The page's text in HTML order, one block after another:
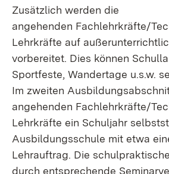
Zusätzlich werden die
angehenden Fachlehrkräfte/
Lehrkräfte auf
vorbereitet. Dies können
Sportfeste, Wandertage u.s.w.
Im zweiten
angehenden Fachlehrkräfte/
Lehrkräfte ein Schuljahr
Ausbildungsschule mit etwa
Lehrauftrag. Die
durch entsprechende